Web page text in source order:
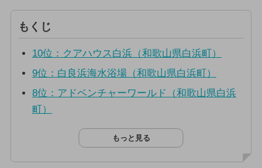
もくじ
10位：クアハウス白浜（和歌山県白浜町）
9位：白良浜海水浴場（和歌山県白浜町）
8位：アドベンチャーワールド（和歌山県白浜
町）
もっと見る